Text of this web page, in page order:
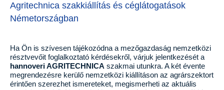
Agritechnica szakkiállítás és céglátogatások
Németországban
Ha Ön is szívesen tájékozódna a mezőgazdaság nemzetközi
résztvevőit foglalkoztató kérdésekről, várjuk jelentkezését a
hannoveri AGRITECHNICA szakmai utunkra. A két évente
megrendezésre kerülő nemzetközi kiállításon az agrárszektort
érintően szerezhet ismereteket, megismerheti az aktuális